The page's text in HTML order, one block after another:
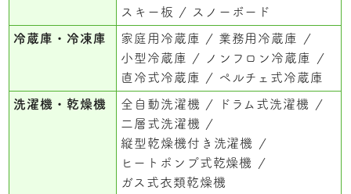
スキー板
スノーボード
冷蔵庫・冷凍庫 家庭用冷蔵庫
業務用冷蔵庫
小型冷蔵庫
ノンフロン冷蔵庫
直冷式冷蔵庫
ペルチェ式冷蔵庫
洗濯機・乾燥機 全自動洗濯機
ドラム式洗濯機
二層式洗濯機
縦型乾燥機付き洗濯機
ヒートポンプ式乾燥機
ガス式衣類乾燥機